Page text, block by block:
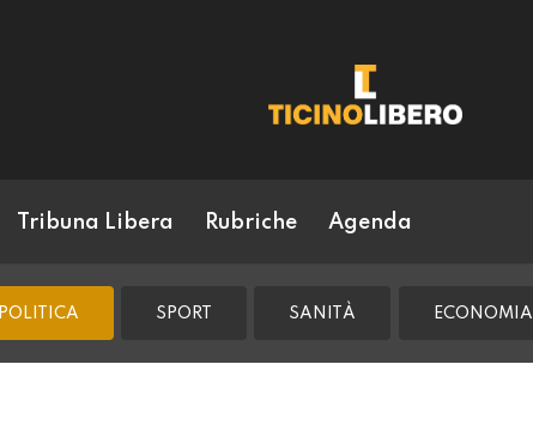
Tribuna Libera Rubriche Agenda
POLITICA SPORT SANITÀ ECONOMIA